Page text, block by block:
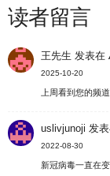
读者留言
王先生 发表在
2025-10-20
上周看到您的频
uslivjunoji 发
2022-08-30
新冠病毒一直在